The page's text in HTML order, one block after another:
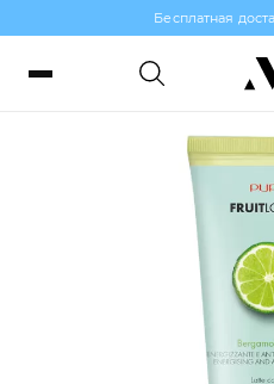
Бесплатная
Заказы, бонусы и избранное
Увлажнение и